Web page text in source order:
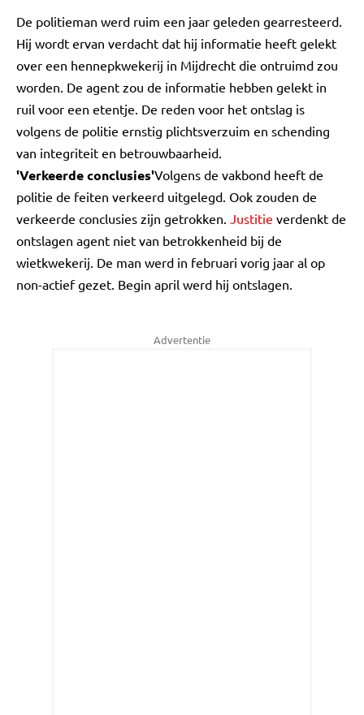
De politieman werd ruim een jaar geleden gearresteerd.
Hij wordt ervan verdacht dat hij informatie heeft gelekt
over een hennepkwekerij in Mijdrecht die ontruimd zou
worden. De agent zou de informatie hebben gelekt in
ruil voor een etentje. De reden voor het ontslag is
volgens de politie ernstig plichtsverzuim en schending
van integriteit en betrouwbaarheid.
'Verkeerde conclusies'Volgens de vakbond heeft de
politie de feiten verkeerd uitgelegd. Ook zouden de
verkeerde conclusies zijn getrokken. Justitie verdenkt de
ontslagen agent niet van betrokkenheid bij de
wietkwekerij. De man werd in februari vorig jaar al op
non-actief gezet. Begin april werd hij ontslagen.
Advertentie